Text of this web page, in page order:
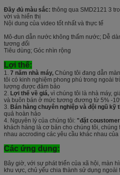
Đầy đủ màu sắc: thông qua SMD2121 3
vời và hiển thị
Nội dung của video tốt nhất và thực tế
Mô-đun dẫn nước không thấm nước; Dễ
tương đối
Tiêu dùng; Góc nhìn rộng
Lợi thế:
1. 7 năm nhà máy, Chúng tôi đang dẫn
tôi có kinh nghiệm phong phú trong ngoài
lượng được đảm bảo
2. Lợi thế về giá, vì chúng tôi là nhà máy,
và buôn bán ở mức tương đương từ 5% -
3. Bán hàng chuyên nghiệp và đội ngũ kỹ
quả hoàn hảo
4. Nguyên lý của chúng tôi: "đặt
khách hàng là cơ bản cho chúng tôi,
nhau accroding các yêu cầu khác nhau
Các ứng dụng:
Bây giờ, với sự phát triển của xã hội, màn
khu vực, chủ yếu chia thành sử dụng